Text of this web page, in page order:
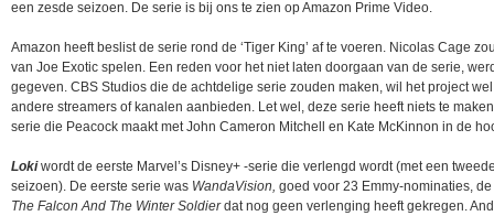
een zesde seizoen. De serie is bij ons te zien op Amazon Prime Video.
Amazon heeft beslist de serie rond de ‘Tiger King’ af te voeren. Nicolas Cage
van Joe Exotic spelen. Een reden voor het niet laten doorgaan van de serie,
gegeven. CBS Studios die de achtdelige serie zouden maken, wil het project
andere streamers of kanalen aanbieden. Let wel, deze serie heeft niets te
serie die Peacock maakt met John Cameron Mitchell en Kate McKinnon in de
Lokiwordt de eerste Marvel’s Disney+ -serie die verlengd wordt (met een
seizoen). De eerste serie was WandaVision, goed voor 23 Emmy-nominaties,
The Falcon And The Winter Soldierdat nog geen verlenging heeft gekregen.